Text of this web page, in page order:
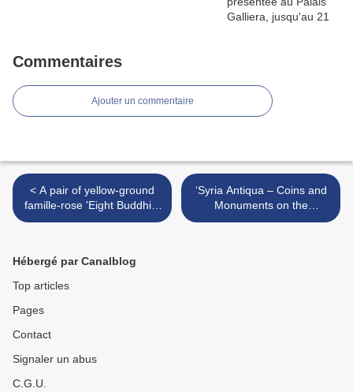
Commentaires
Ajouter un commentaire
< A pair of yellow-ground
famille-rose 'Eight Buddhist
Emblems' bowls, 20th
‘Syria Antiqua – Coins and
Monuments on the
Museuminsel’ at Bode
Hébergé par Canalblog
Top articles
Pages
Contact
Signaler un abus
C.G.U.